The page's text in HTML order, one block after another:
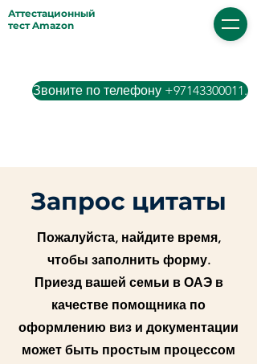
Аттестационный
тест Amazon
Звоните по телефону +97143300011.
Запрос цитаты
Пожалуйста, найдите время,
чтобы заполнить форму.
Приездвашей семьи в ОАЭ в
качестве помощника по
оформлению виз и документации
может быть простым процессом